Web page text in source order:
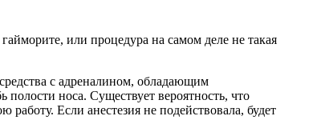
или процедура на самом деле не такая
с адреналином, обладающим
полости носа. Существует вероятность, что
работу. Если анестезия не подействовала, будет